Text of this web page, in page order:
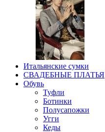
Итальянские сумки
СВАДЕБНЫЕ ПЛАТЬЯ
Обувь
Туфли
Ботинки
Полусапожки
Угги
Кеды